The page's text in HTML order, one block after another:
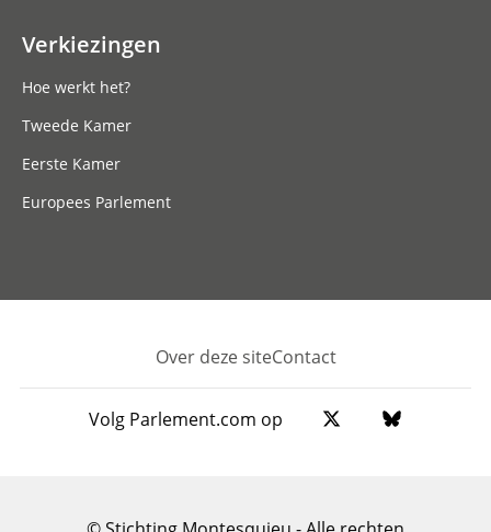
Verkiezingen
Hoe werkt het?
Tweede Kamer
Eerste Kamer
Europees Parlement
Footer
Over deze siteContact
Volg Parlement.com op